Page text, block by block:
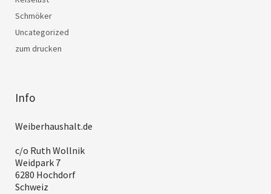
Schmöker
Uncategorized
zum drucken
Info
Weiberhaushalt.de
c/o Ruth Wollnik
Weidpark 7
6280 Hochdorf
Schweiz